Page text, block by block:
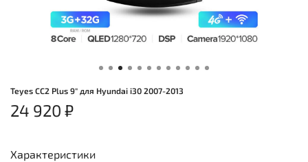
Teyes CC2 Plus 9" для Hyundai i30 2007-2013
24 920 ₽
Характеристики